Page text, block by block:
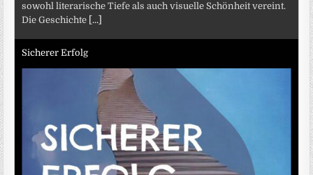
sowohl literarische Tiefe als auch visuelle Schönheit vereint.
Die Geschichte [...]
Sicherer Erfolg